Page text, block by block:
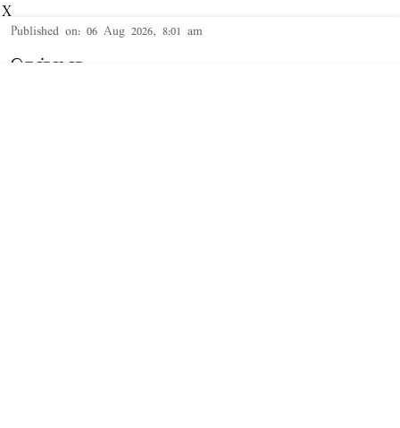
Published on: 06 Aug 2026, 8:01 am
சென்னை,
X